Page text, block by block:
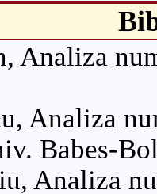
Analiza
Analiza
Babes-
Analiza